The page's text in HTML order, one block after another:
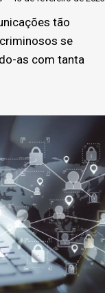
tão
se
as com tanta